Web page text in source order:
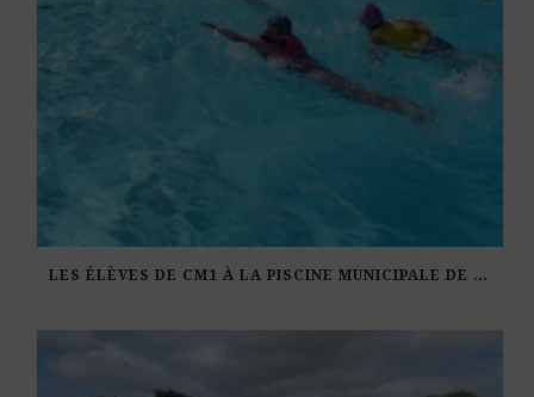
LES ÉLÈVES DE CM1 À LA PISCINE MUNICIPALE DE KERDURAND